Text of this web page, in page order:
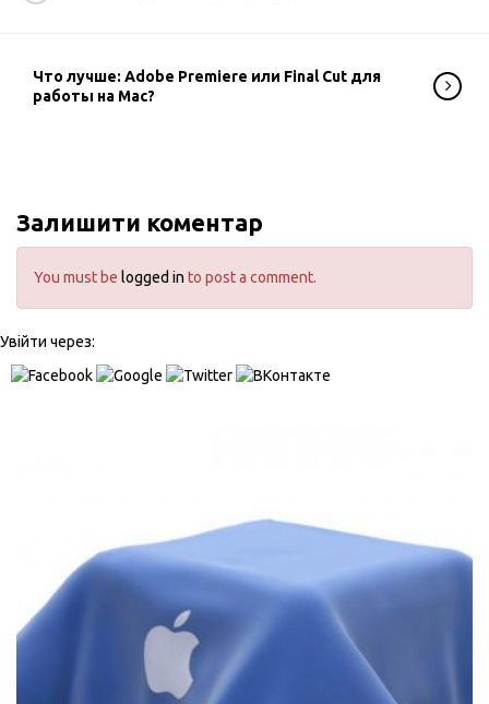
Что лучше: Adobe Premiere или Final Cut для
работы на Mac?
Залишити коментар
You must be logged in to post a comment.
Увійти через: